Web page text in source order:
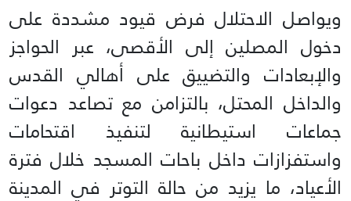
ويواصل الاحتلال فرض قيود مشددة على
دخول المصلين إلى الأقصى، عبر الحواجز
والإبعادات والتضييق على أهالي القدس
والداخل المحتل، بالتزامن مع تصاعد دعوات
جماعات استيطانية لتنفيذ اقتحامات
واستفزازات داخل باحات المسجد خلال فترة
الأعياد، ما يزيد من حالة التوتر في المدينة